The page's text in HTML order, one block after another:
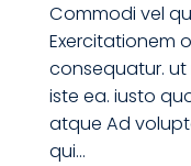
Commodi vel
Exercitationem
consequatur.
iste ea. iusto
atque Ad
qui…